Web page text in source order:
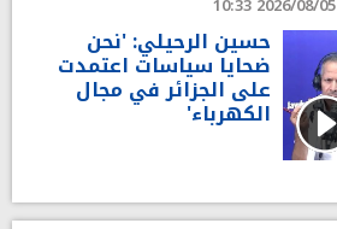
حسين الرحيلي: 'نحن
ضحايا سياسات اعتمدت
على الجزائر في مجال
الكهرباء'